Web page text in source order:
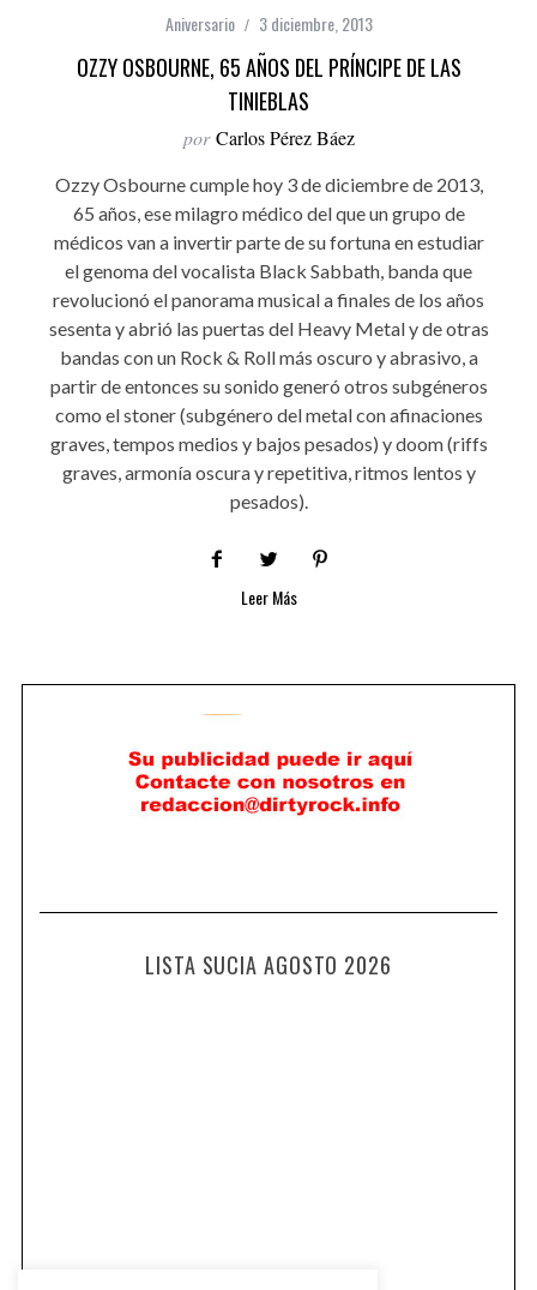
Aniversario 3 diciembre, 2013
OZZY OSBOURNE, 65 AÑOS DEL PRÍNCIPE DE LAS
TINIEBLAS
por Carlos Pérez Báez
Ozzy Osbourne cumple hoy 3 de diciembre de 2013,
65 años, ese milagro médico del que un grupo de
médicos van a invertir parte de su fortuna en estudiar
el genoma del vocalista Black Sabbath, banda que
revolucionó el panorama musical a finales de los años
sesenta y abrió las puertas del Heavy Metal y de otras
bandas con un Rock & Roll más oscuro y abrasivo, a
partir de entonces su sonido generó otros subgéneros
como el stoner (subgénero del metal con afinaciones
graves, tempos medios y bajos pesados) y doom (riffs
graves, armonía oscura y repetitiva, ritmos lentos y
pesados).
Leer Más
LISTA SUCIA AGOSTO 2026